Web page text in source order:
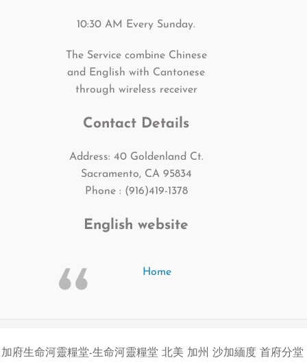
10:30 AM Every Sunday.
The Service combine Chinese
and English with Cantonese
through wireless receiver
Contact Details
Address: 40 Goldenland Ct.
Sacramento, CA 95834
Phone : (916)419-1378
English website
Home
加府生命河靈糧堂-生命河靈糧堂 北美 加州 沙加緬度 首府分堂